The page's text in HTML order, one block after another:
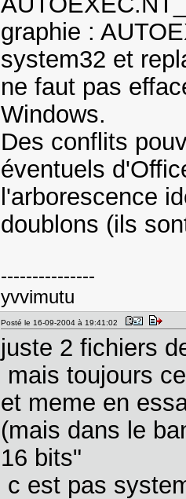
graphie :
system32 et
ne faut pas
Windows.
Des conflits
éventuels
l'arborescence
doublons (ils
---------------
yvvimutu
Posté le 16-09-2004 à 19:41:02
juste 2 fichiers
mais toujours
et meme en
(mais dans le
16 bits"
c est pas